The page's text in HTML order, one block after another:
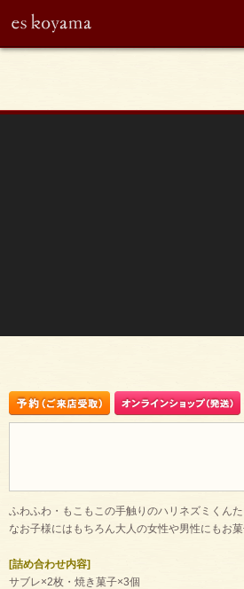
ふわふわ・もこもこの手触りのハリネズミくん
なお子様にはもちろん大人の女性や男性にもお
[詰め合わせ内容]
サブレ×2枚・焼き菓子×3個